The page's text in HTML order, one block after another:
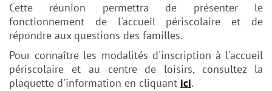
Cette réunion permettra de présenter le
fonctionnement de l'accueil périscolaire et de
répondre aux questions des familles.
Pour connaître les modalités d'inscription à l'accueil
périscolaire et au centre de loisirs, consultez la
plaquette d'information en cliquant ici.